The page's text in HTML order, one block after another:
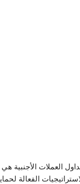
العملات
الفعالة